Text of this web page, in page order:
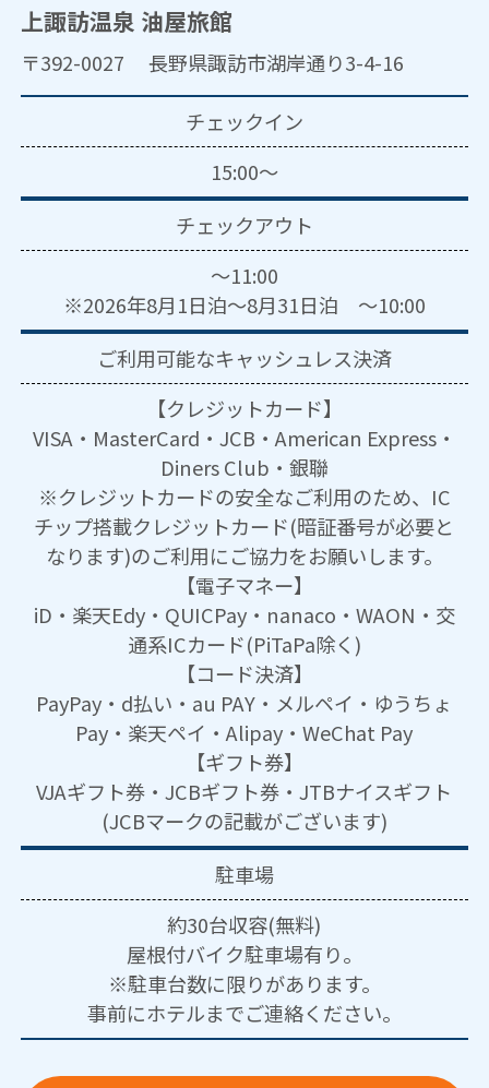
上諏訪温泉 油屋旅館
〒392-0027 長野県諏訪市湖岸通り3-4-16
チェックイン
15:00～
チェックアウト
～11:00
※2026年8月1日泊～8月31日泊 ～10:00
ご利用可能なキャッシュレス決済
【クレジットカード】
VISA・MasterCard・JCB・American Express・
Diners Club・銀聯
※クレジットカードの安全なご利用のため、IC
チップ搭載クレジットカード(暗証番号が必要と
なります)のご利用にご協力をお願いします。
【電子マネー】
iD・楽天Edy・QUICPay・nanaco・WAON・交
通系ICカード(PiTaPa除く)
【コード決済】
PayPay・d払い・au PAY・メルペイ・ゆうちょ
Pay・楽天ペイ・Alipay・WeChat Pay
【ギフト券】
VJAギフト券・JCBギフト券・JTBナイスギフト
(JCBマークの記載がございます)
駐車場
約30台収容(無料)
屋根付バイク駐車場有り。
※駐車台数に限りがあります。
事前にホテルまでご連絡ください。